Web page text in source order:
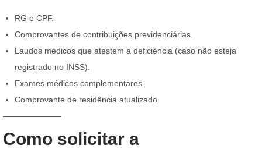
RG e CPF.
Comprovantes de contribuições previdenciárias.
Laudos médicos que atestem a deficiência (caso não esteja
registrado no INSS).
Exames médicos complementares.
Comprovante de residência atualizado.
Como solicitar a